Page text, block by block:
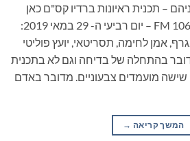
– תכנית ראיונות ברדיו קס"ם כאן
תאגיד השידור הישראלי 106 FM – יום רביעי ה- 29 במאי 2019:
אמן לחימה, תסריטאי, יועץ פוליטי
בהתחלה של בדיחה וגם לא בתכנית
מועמדים צבעוניים. מדובר באדם
המשך קריאה →